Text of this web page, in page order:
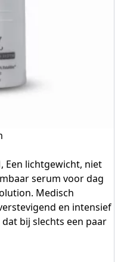
Een lichtgewicht, niet
serum voor dag
Medisch
en intensief
bij slechts een paar